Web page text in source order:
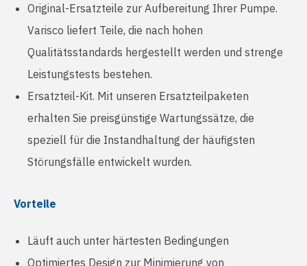
Original-Ersatzteile zur Aufbereitung Ihrer Pumpe.
Varisco liefert Teile, die nach hohen
Qualitätsstandards hergestellt werden und strenge
Leistungstests bestehen.
Ersatzteil-Kit. Mit unseren Ersatzteilpaketen
erhalten Sie preisgünstige Wartungssätze, die
speziell für die Instandhaltung der häufigsten
Störungsfälle entwickelt wurden.
Vorteile
Läuft auch unter härtesten Bedingungen
Optimiertes Design zur Minimierung von